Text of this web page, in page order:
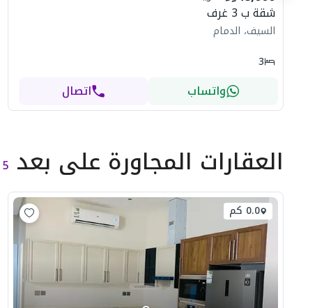
شقة ب 3 غرف
السيف، الدمام
3
واتساب اتصال
العقارات المجاورة على بعد 5
0.0 كم